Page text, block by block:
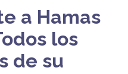
a Hamas
los
de su